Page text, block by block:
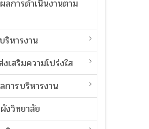
ลการดำเนินงานตาม
ริหารงาน
งเสริมความโปร่งใส
การบริหารงาน
งวิทยาลัย